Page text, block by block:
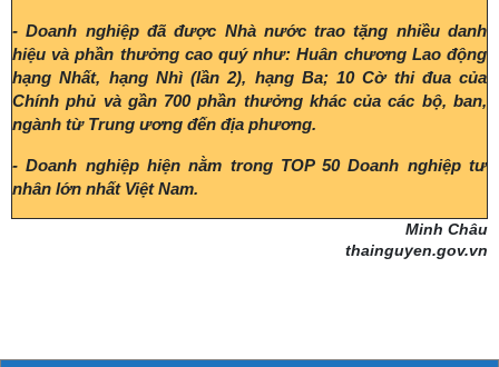
- Doanh nghiệp đã được Nhà nước trao tặng nhiều danh
hiệu và phần thưởng cao quý như: Huân chương Lao động
hạng Nhất, hạng Nhì (lần 2), hạng Ba; 10 Cờ thi đua của
Chính phủ và gần 700 phần thưởng khác của các bộ, ban,
ngành từ Trung ương đến địa phương.
- Doanh nghiệp hiện nằm trong TOP 50 Doanh nghiệp tư
nhân lớn nhất Việt Nam.
Minh Châu
thainguyen.gov.vn